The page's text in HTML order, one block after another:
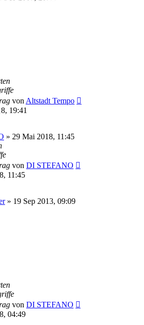
von Altstadt Tempo
19:41
» 29 Mai 2018, 11:45
von DI STEFANO
11:45
» 19 Sep 2013, 09:09
von DI STEFANO
04:49